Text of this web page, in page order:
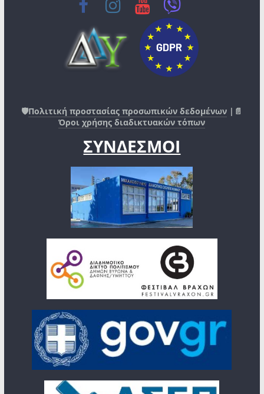
🛡️Πολιτική προστασίας προσωπικών δεδομένων |📄
Όροι χρήσης διαδικτυακών τόπων
ΣΥΝΔΕΣΜΟΙ